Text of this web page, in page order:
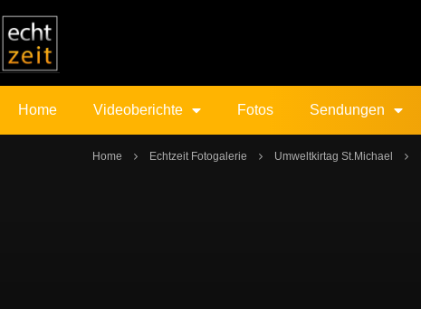
Home Videoberichte Fotos Sendungen
Home Echtzeit Fotogalerie Umweltkirtag St.Michael